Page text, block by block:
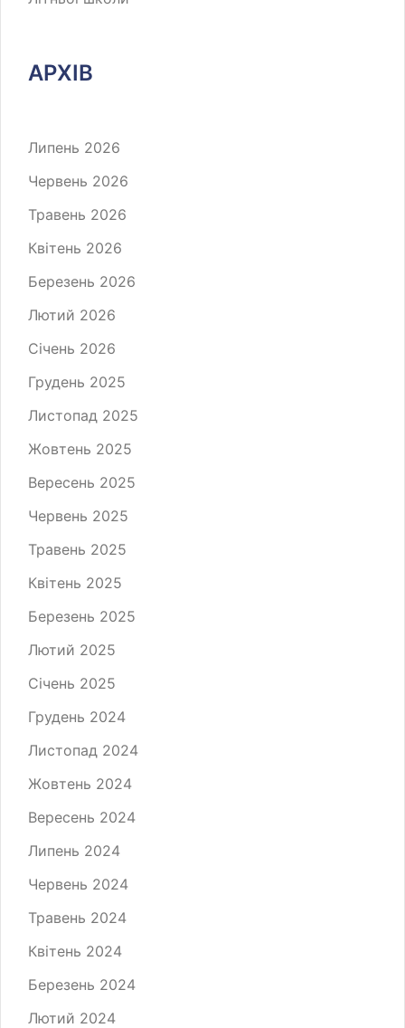
АРХІВ
Липень 2026
Червень 2026
Травень 2026
Квітень 2026
Березень 2026
Лютий 2026
Січень 2026
Грудень 2025
Листопад 2025
Жовтень 2025
Вересень 2025
Червень 2025
Травень 2025
Квітень 2025
Березень 2025
Лютий 2025
Січень 2025
Грудень 2024
Листопад 2024
Жовтень 2024
Вересень 2024
Липень 2024
Червень 2024
Травень 2024
Квітень 2024
Березень 2024
Лютий 2024